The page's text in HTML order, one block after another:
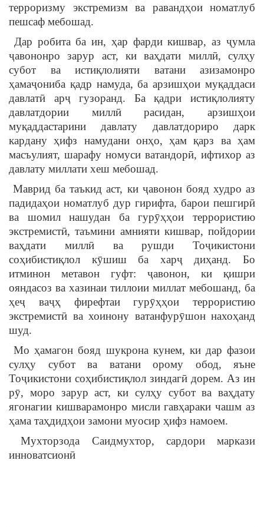
терроризму экстремизм ва равандҳои номатлуб
пешсаф мебошад.
Дар робита ба ин, ҳар фарди кишвар, аз ҷумла
ҷавононро зарур аст, ки ваҳдати миллӣ, сулҳу
субот ва истиқлолияти ватани азизамонро
ҳамаҷониба қадр намуда, ба арзишҳои муқаддаси
давлатӣ арҷ гузоранд. Ба қадри истиқлолияту
давлатдории миллӣ расидан, арзишҳои
муқаддастарини давлату давлатдориро дарк
кардану ҳифз намудани онҳо, ҳам қарз ва ҳам
масъулият, шарафу номуси ватандорӣ, ифтихор аз
давлату миллати хеш мебошад.
Маврид ба таъкид аст, ки ҷавонон бояд худро аз
падидаҳои номатлуб дур гирифта, барои пешгирӣ
ва шомил нашудан ба гурӯҳҳои террористию
экстремистӣ, таъмини амнияти кишвар, пойдории
ваҳдати миллӣ ва рушди Тоҷикистони
соҳибистиқлол кӯшиш ба харҷ диҳанд. Бо
итминон метавон гуфт: ҷавонон, ки қишри
ояндасоз ва хазинаи тиллоии миллат мебошанд, ба
ҳеҷ ваҷҳ фирефтаи гурӯҳҳои террористию
экстремистӣ ва хоинону ватанфурӯшон нахоҳанд
шуд.
Мо ҳамагон бояд шукрона кунем, ки дар фазои
сулҳу субот ва ватани орому обод, яъне
Тоҷикистони соҳибистиқлол зиндагӣ дорем. Аз ин
рӯ, моро зарур аст, ки сулҳу субот ва ваҳдату
ягонагии кишварамонро мисли гавҳараки чашм аз
ҳама таҳдидҳои замони муосир ҳифз намоем.
Мухторзода Саидмухтор, сардори маркази
инноватсионӣ